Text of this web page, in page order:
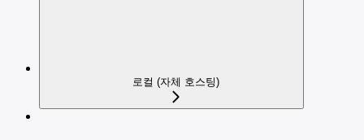
로컬 (자체 호스팅)